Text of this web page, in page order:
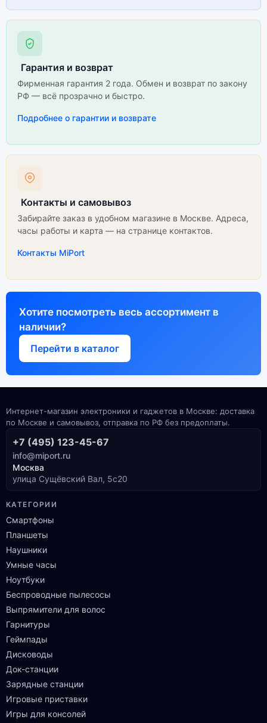
Гарантия и возврат
Фирменная гарантия 2 года. Обмен и возврат по закону
РФ — всё прозрачно и быстро.
Подробнее о гарантии и возврате
Контакты и самовывоз
Забирайте заказ в удобном магазине в Москве. Адреса,
часы работы и карта — на странице контактов.
Контакты MiPort
Хотите посмотреть весь ассортимент в
наличии?
Перейти в каталог
Интернет-магазин электроники и гаджетов в Москве: доставка
по Москве и самовывоз, отправка по РФ без предоплаты.
+7 (495) 123-45-67
info@miport.ru
Москва
улица Сущёвский Вал, 5с20
КАТЕГОРИИ
Смартфоны
Планшеты
Наушники
Умные часы
Ноутбуки
Беспроводные пылесосы
Выпрямители для волос
Гарнитуры
Геймпады
Дисководы
Док-станции
Зарядные станции
Игровые приставки
Игры для консолей